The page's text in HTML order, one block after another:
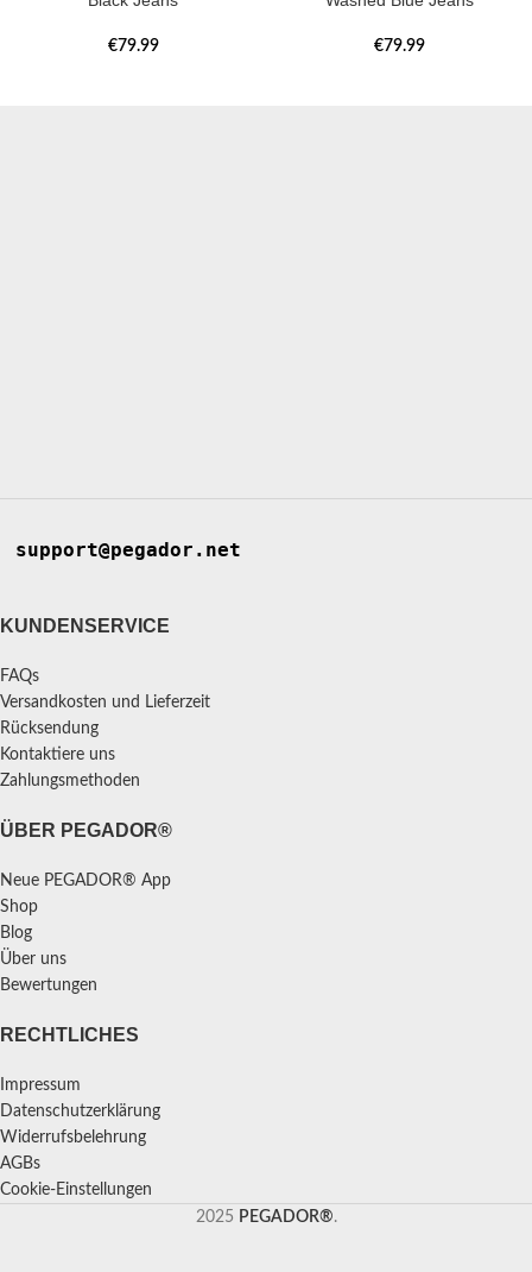
€79.99 €79.99
support@pegador.net
KUNDENSERVICE
FAQs
Versandkosten und Lieferzeit
Rücksendung
Kontaktiere uns
Zahlungsmethoden
ÜBER PEGADOR®
Neue PEGADOR® App
Shop
Blog
Über uns
Bewertungen
RECHTLICHES
Impressum
Datenschutzerklärung
Widerrufsbelehrung
AGBs
Cookie-Einstellungen
2025 PEGADOR®.